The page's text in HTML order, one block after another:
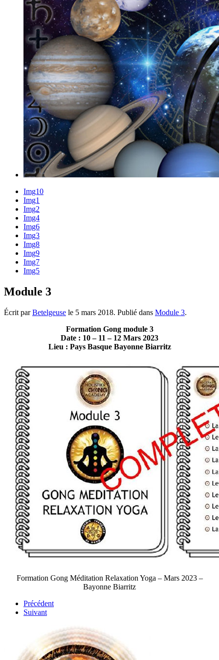
Img10
Img1
Img2
Img4
Img6
Img3
Img8
Img9
Img7
Img5
Module 3
Écrit parBetelgeuse le 5 mars 2018. Publié dans Module 3.
Formation Gong module 3
Date : 10 – 11 – 12 Mars 2023
Lieu : Pays Basque Bayonne Biarritz
Formation Gong Méditation Relaxation Yoga – Mars 2023 –
Bayonne Biarritz
Précédent
Suivant